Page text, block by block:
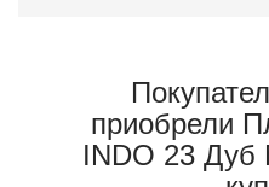
приобрели
INDO 23 Дуб